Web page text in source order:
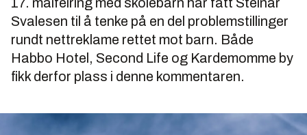
Svalesen til å tenke på en del problemstillinger
rundt nettreklame rettet mot barn. Både
Habbo Hotel, Second Life og Kardemomme by
fikk derfor plass i denne kommentaren.